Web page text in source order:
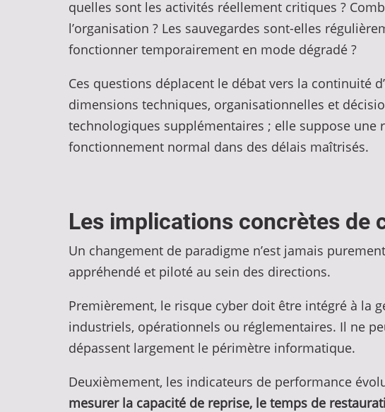
quelles sont les activités réellement critiques ?
l’organisation ? Les sauvegardes sont-elles
fonctionner temporairement en mode dégradé ?
Ces questions déplacent le débat vers la continuité
dimensions techniques, organisationnelles et
technologiques supplémentaires ; elle suppose
fonctionnement normal dans des délais maîtrisés.
Les implications concrètes de
Un changement de paradigme n’est jamais
appréhendé et piloté au sein des directions.
Premièrement, le risque cyber doit être intégré à la
industriels, opérationnels ou réglementaires. Il ne
dépassent largement le périmètre informatique.
Deuxièmement, les indicateurs de performance
mesurer la capacité de reprise, le temps de